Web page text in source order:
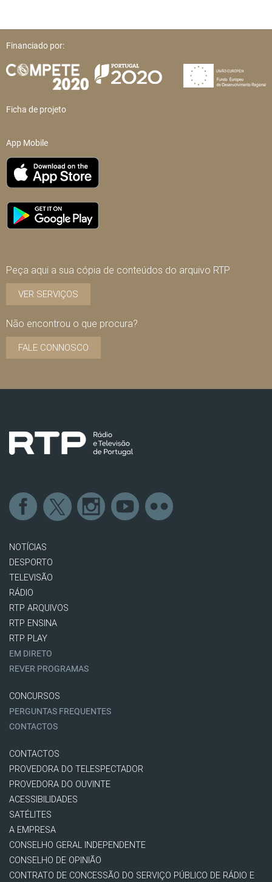
Financiado por:
Ficha de projeto
App Mobile
Peça aqui a sua cópia de conteúdos do arquivo RTP
VER SERVIÇOS
Não encontrou o que procura?
FALE CONNOSCO
NOTÍCIAS
DESPORTO
TELEVISÃO
RÁDIO
RTP ARQUIVOS
RTP ENSINA
RTP PLAY
EM DIRETO
REVER PROGRAMAS
CONCURSOS
PERGUNTAS FREQUENTES
CONTACTOS
CONTACTOS
PROVEDORA DO TELESPECTADOR
PROVEDORA DO OUVINTE
ACESSIBILIDADES
SATÉLITES
A EMPRESA
CONSELHO GERAL INDEPENDENTE
CONSELHO DE OPINIÃO
CONTRATO DE CONCESSÃO DO SERVIÇO PÚBLICO DE RÁDIO E